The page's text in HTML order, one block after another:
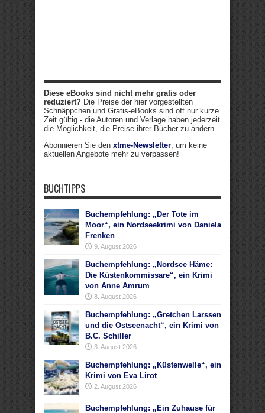
Diese eBooks sind nicht mehr gratis oder
reduziert? Die Preise der hier vorgestellten
Schnäppchen und Gratis-eBooks sind oft nur kurze
Zeit gültig - die Autoren und Verlage haben jederzeit
die Möglichkeit, die Preise ihrer Bücher zu ändern.
Abonnieren Sie den xtme-Newsletter, um keine
aktuellen Angebote mehr zu verpassen!
BUCHTIPPS
Buchempfehlung: „Der Tote im
Moor“, ein Nordseekrimi von Daniela
Frenken
9. August 2026
Buchempfehlung: „Nordsee Häme:
Die Küstenkommissare“, ein Krimi
von Anne Amrum
8. August 2026
Buchempfehlung: „Gretchen Larssen
und die Ostseenacht“, ein Krimi von
B.C. Schiller
3. August 2026
Buchempfehlung: „Küstenwelle“, ein
Krimi von Eva Lirot
2. August 2026
Buchempfehlung: „Ein Zuhause für